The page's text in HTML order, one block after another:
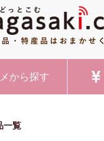
から探す
一覧